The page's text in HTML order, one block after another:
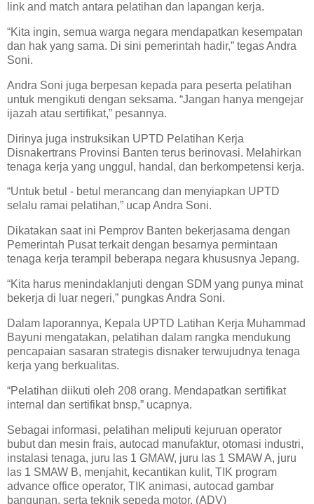
link and match antara pelatihan dan lapangan kerja.
“Kita ingin, semua warga negara mendapatkan kesempatan
dan hak yang sama. Di sini pemerintah hadir,” tegas Andra
Soni.
Andra Soni juga berpesan kepada para peserta pelatihan
untuk mengikuti dengan seksama. “Jangan hanya mengejar
ijazah atau sertifikat,” pesannya.
Dirinya juga instruksikan UPTD Pelatihan Kerja
Disnakertrans Provinsi Banten terus berinovasi. Melahirkan
tenaga kerja yang unggul, handal, dan berkompetensi kerja.
“Untuk betul - betul merancang dan menyiapkan UPTD
selalu ramai pelatihan,” ucap Andra Soni.
Dikatakan saat ini Pemprov Banten bekerjasama dengan
Pemerintah Pusat terkait dengan besarnya permintaan
tenaga kerja terampil beberapa negara khususnya Jepang.
“Kita harus menindaklanjuti dengan SDM yang punya minat
bekerja di luar negeri,” pungkas Andra Soni.
Dalam laporannya, Kepala UPTD Latihan Kerja Muhammad
Bayuni mengatakan, pelatihan dalam rangka mendukung
pencapaian sasaran strategis disnaker terwujudnya tenaga
kerja yang berkualitas.
“Pelatihan diikuti oleh 208 orang. Mendapatkan sertifikat
internal dan sertifikat bnsp,” ucapnya.
Sebagai informasi, pelatihan meliputi kejuruan operator
bubut dan mesin frais, autocad manufaktur, otomasi industri,
instalasi tenaga, juru las 1 GMAW, juru las 1 SMAW A, juru
las 1 SMAW B, menjahit, kecantikan kulit, TIK program
advance office operator, TIK animasi, autocad gambar
bangunan, serta teknik sepeda motor. (ADV)